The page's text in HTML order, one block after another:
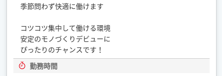
季節問わず快適に働けます
コツコツ集中して働ける環境
安定のモノづくりデビューに
ぴったりのチャンスです！
勤務時間